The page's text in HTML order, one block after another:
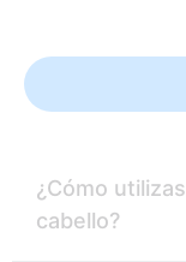
¿Cómo
cabello?